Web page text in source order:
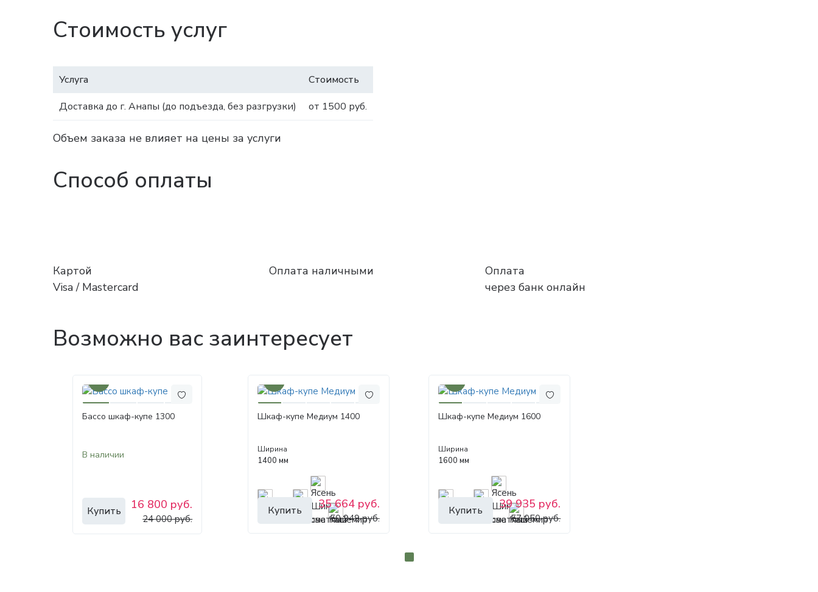
Стоимость услуг
Услуга
Стоимость
Доставка до г. Анапы (до подъезда, без разгрузки)
от 1500 руб.
Объем заказа не влияет на цены за услуги
Способ оплаты
Картой
Visa / Mastercard
Оплата наличными
Оплата
через банк онлайн
Возможно вас заинтересует
Бассо шкаф-купе 1300
В наличии
Купить 16 800 руб.
24 000 руб.
Шкаф-купе Медиум 1400
Ширина
1400 мм
Купить 35 664 руб.
50 949 руб.
Шкаф-купе Медиум 1600
Ширина
1600 мм
Купить 39 935 руб.
57 050 руб.